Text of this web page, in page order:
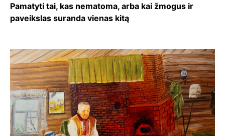
Pamatyti tai, kas nematoma, arba kai žmogus ir
paveikslas suranda vienas kitą